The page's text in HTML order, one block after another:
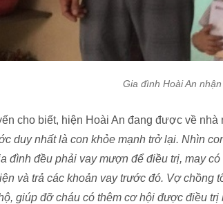
Gia đình Hoài An
cho biết, hiện Hoài An đang được về nhà
duy nhất là con khỏe mạnh trở lại. Nhìn
đình đều phải vay mượn để điều trị, may
và trả các khoản vay trước đó. Vợ chồng
giúp đỡ cháu có thêm cơ hội được điều trị